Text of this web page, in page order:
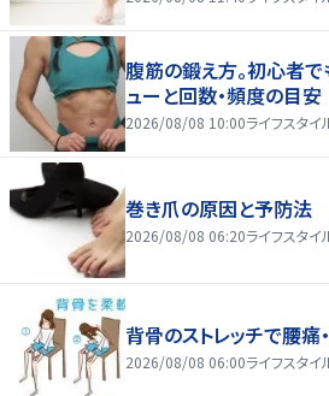
腹筋の鍛え方。初心者
ューと回数・頻度の目安
2026/08/08 10:00ライフスタイ
巻き爪の原因と予防法
2026/08/08 06:20ライフスタイ
背骨のストレッチで腰痛
2026/08/08 06:00ライフスタイ